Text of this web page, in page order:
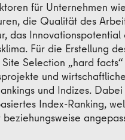
für Unternehmen
die Qualität des
das
Für die Erstellung
Selection „hard
und
und Indizes.
Index-Ranking,